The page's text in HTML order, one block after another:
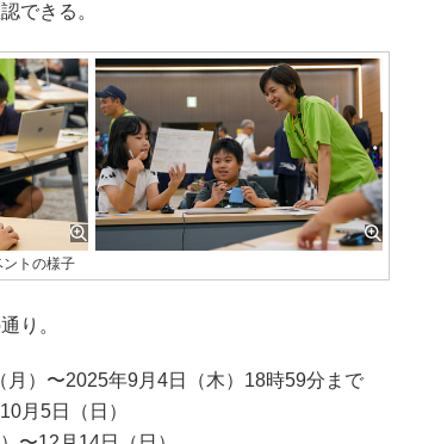
できる。
トの様子
り。
）〜2025年9月4日（木）18時59分まで
月5日（日）